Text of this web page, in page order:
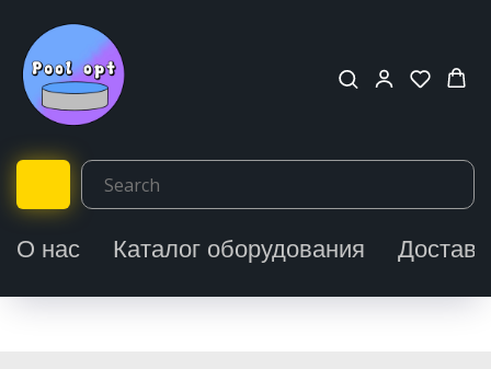
О нас Каталог оборудования